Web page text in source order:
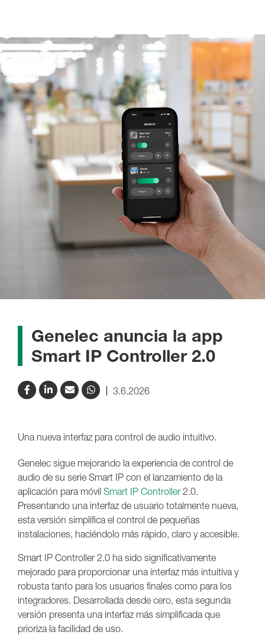
Genelec anuncia la app
Smart IP Controller 2.0
3.6.2026
Una nueva interfaz para control de audio intuitivo.
Genelec sigue mejorando la experiencia de control de
audio de su serie Smart IP con el lanzamiento de la
aplicación para móvil Smart IP Controller 2.0.
Presentando una interfaz de usuario totalmente nueva,
esta versión simplifica el control de pequeñas
instalaciones, haciéndolo más rápido, claro y accesible.
Smart IP Controller 2.0 ha sido significativamente
mejorado para proporcionar una interfaz más intuitiva y
robusta tanto para los usuarios finales como para los
integradores. Desarrollada desde cero, esta segunda
versión presenta una interfaz más simplificada que
prioriza la facilidad de uso.